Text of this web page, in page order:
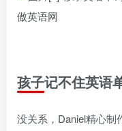
孩子记不住英语
没关系，Daniel精心制